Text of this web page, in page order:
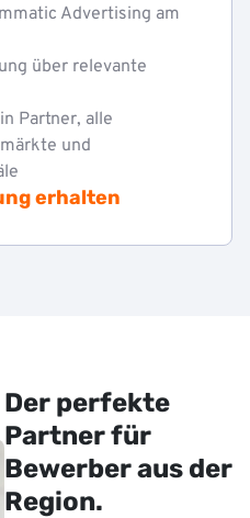
Advertising am
über relevante
Partner, alle
und
erhalten
Der perfekte
Partner für
Bewerber aus der
Region.